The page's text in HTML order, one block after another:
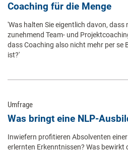
Coaching für die Menge
'Was halten Sie eigentlich davon, dass
zunehmend Team- und
dass Coaching also nicht mehr per se
ist?'
Umfrage
Was bringt eine NLP-
Inwiefern profitieren Absolventen
erlernten Erkenntnissen? Was bewirkt